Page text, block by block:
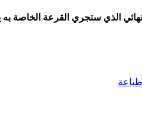
الذي ستجري القرعة الخاصة به
طباعة